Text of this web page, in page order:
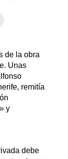
de la obra
Unas
remitía
y
debe